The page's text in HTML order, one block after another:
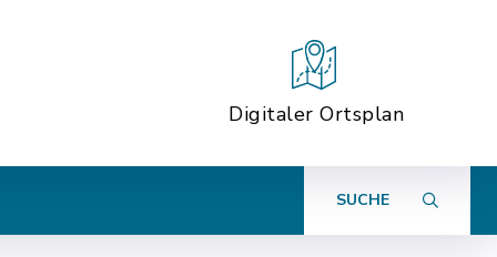
Digitaler Ortsplan
SUCHE